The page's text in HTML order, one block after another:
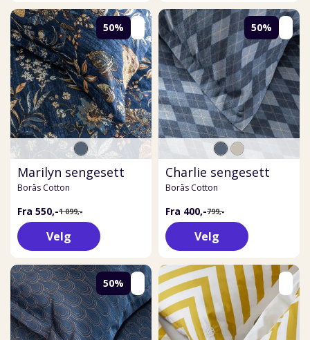
50%
Marilyn sengesett
Borås Cotton
Fra 550,-1 099,-
Velg
50%
Charlie sengesett
Borås Cotton
Fra 400,-799,-
Velg
50%